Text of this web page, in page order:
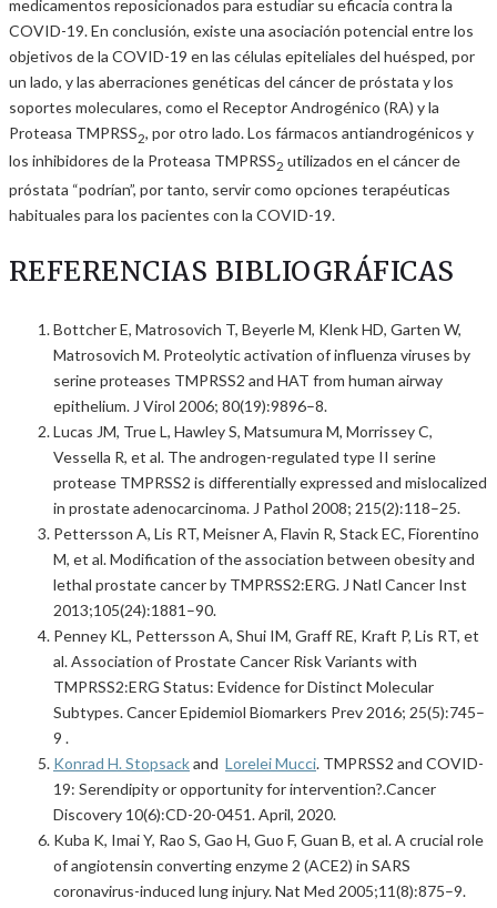
medicamentos reposicionados para estudiar su eficacia contra la
COVID-19. En conclusión, existe una asociación potencial entre los
objetivos de la COVID-19 en las células epiteliales del huésped, por
un lado, y las aberraciones genéticas del cáncer de próstata y los
soportes moleculares, como el Receptor Androgénico (RA) y la
Proteasa TMPRSS2, por otro lado. Los fármacos antiandrogénicos y
los inhibidores de la Proteasa TMPRSS2 utilizados en el cáncer de
próstata “podrían”, por tanto, servir como opciones terapéuticas
habituales para los pacientes con la COVID-19.
REFERENCIAS BIBLIOGRÁFICAS
Bottcher E, Matrosovich T, Beyerle M, Klenk HD, Garten W,
Matrosovich M. Proteolytic activation of influenza viruses by
serine proteases TMPRSS2 and HAT from human airway
epithelium. J Virol 2006; 80(19):9896–8.
Lucas JM, True L, Hawley S, Matsumura M, Morrissey C,
Vessella R, et al. The androgen-regulated type II serine
protease TMPRSS2 is differentially expressed and mislocalized
in prostate adenocarcinoma. J Pathol 2008; 215(2):118–25.
Pettersson A, Lis RT, Meisner A, Flavin R, Stack EC, Fiorentino
M, et al. Modification of the association between obesity and
lethal prostate cancer by TMPRSS2:ERG. J Natl Cancer Inst
2013;105(24):1881–90.
Penney KL, Pettersson A, Shui IM, Graff RE, Kraft P, Lis RT, et
al. Association of Prostate Cancer Risk Variants with
TMPRSS2:ERG Status: Evidence for Distinct Molecular
Subtypes. Cancer Epidemiol Biomarkers Prev 2016; 25(5):745–
9 .
Konrad H. Stopsackand Lorelei Mucci. TMPRSS2 and COVID-
19: Serendipity or opportunity for intervention?.Cancer
Discovery 10(6):CD-20-0451. April, 2020.
Kuba K, Imai Y, Rao S, Gao H, Guo F, Guan B, et al. A crucial role
of angiotensin converting enzyme 2 (ACE2) in SARS
coronavirus-induced lung injury. Nat Med 2005;11(8):875–9.